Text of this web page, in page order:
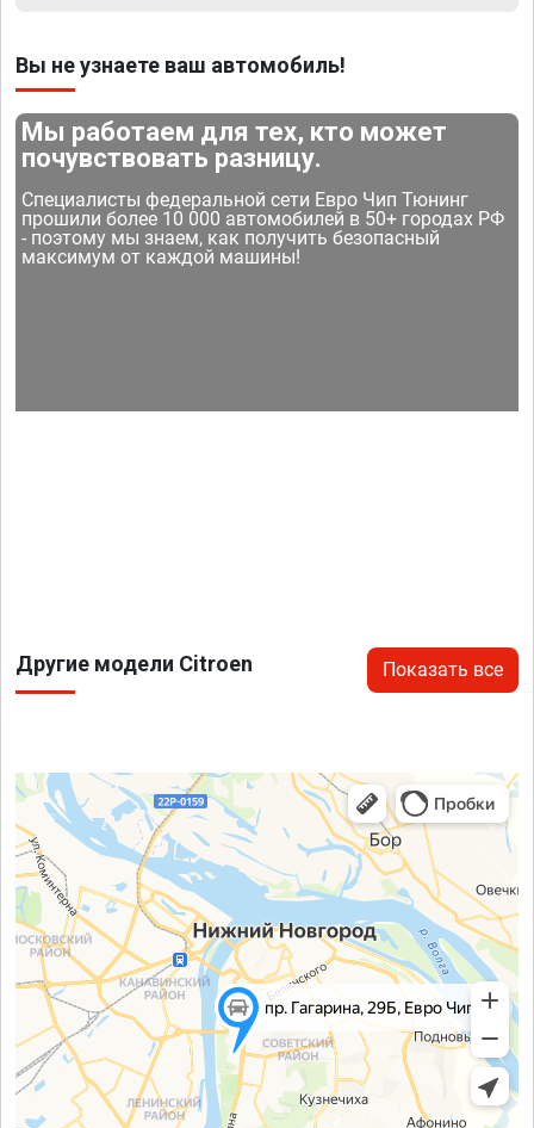
Вы не узнаете ваш автомобиль!
Мы работаем для тех, кто может
почувствовать разницу.
Специалисты федеральной сети Евро Чип Тюнинг
прошили более 10 000 автомобилей в 50+ городах РФ
- поэтому мы знаем, как получить безопасный
максимум от каждой машины!
Другие модели Citroen Показать все